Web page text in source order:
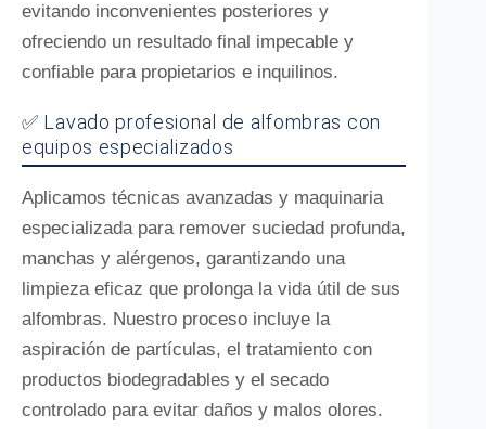
evitando inconvenientes posteriores y
ofreciendo un resultado final impecable y
confiable para propietarios e inquilinos.
✅ Lavado profesional de alfombras con
equipos especializados
Aplicamos técnicas avanzadas y maquinaria
especializada para remover suciedad profunda,
manchas y alérgenos, garantizando una
limpieza eficaz que prolonga la vida útil de sus
alfombras. Nuestro proceso incluye la
aspiración de partículas, el tratamiento con
productos biodegradables y el secado
controlado para evitar daños y malos olores.